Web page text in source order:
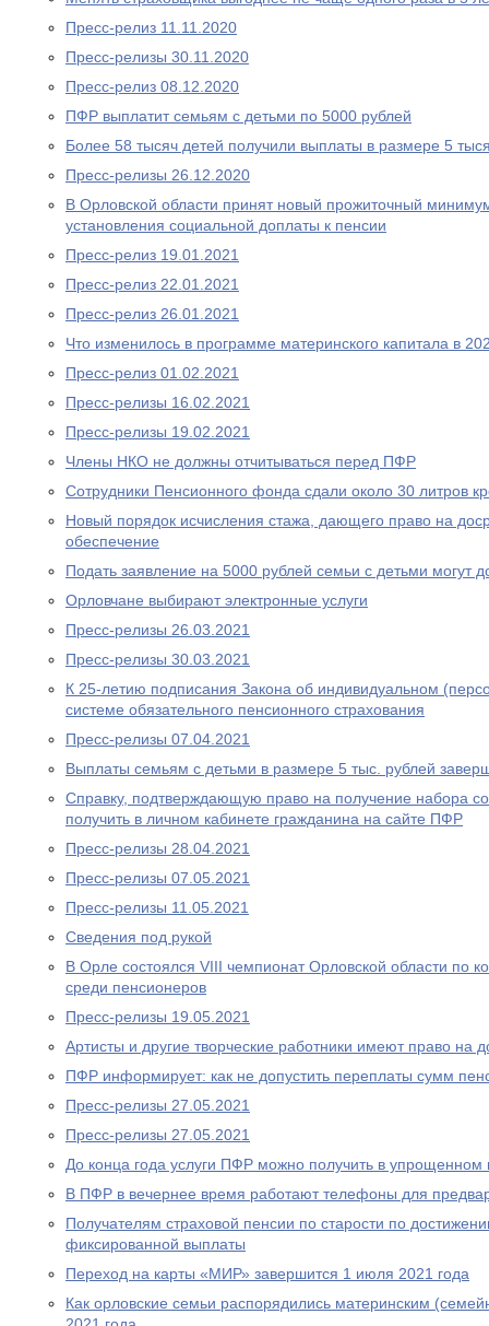
Пресс-релиз 11.11.2020
Пресс-релизы 30.11.2020
Пресс-релиз 08.12.2020
ПФР выплатит семьям с детьми по 5000 рублей
Более 58 тысяч детей получили выплаты в размере 5
Пресс-релизы 26.12.2020
В Орловской области принят новый прожиточный
установления социальной доплаты к пенсии
Пресс-релиз 19.01.2021
Пресс-релиз 22.01.2021
Пресс-релиз 26.01.2021
Что изменилось в программе материнского капитала в
Пресс-релиз 01.02.2021
Пресс-релизы 16.02.2021
Пресс-релизы 19.02.2021
Члены НКО не должны отчитываться перед ПФР
Сотрудники Пенсионного фонда сдали около 30 литров
Новый порядок исчисления стажа, дающего право на
обеспечение
Подать заявление на 5000 рублей семьи с детьми могут
Орловчане выбирают электронные услуги
Пресс-релизы 26.03.2021
Пресс-релизы 30.03.2021
К 25-летию подписания Закона об индивидуальном
системе обязательного пенсионного страхования
Пресс-релизы 07.04.2021
Выплаты семьям с детьми в размере 5 тыс. рублей
Справку, подтверждающую право на получение набора
получить в личном кабинете гражданина на сайте ПФР
Пресс-релизы 28.04.2021
Пресс-релизы 07.05.2021
Пресс-релизы 11.05.2021
Сведения под рукой
В Орле состоялся VIII чемпионат Орловской области по
среди пенсионеров
Пресс-релизы 19.05.2021
Артисты и другие творческие работники имеют право на
ПФР информирует: как не допустить переплаты сумм
Пресс-релизы 27.05.2021
Пресс-релизы 27.05.2021
До конца года услуги ПФР можно получить в упрощенном
В ПФР в вечернее время работают телефоны для
Получателям страховой пенсии по старости по
фиксированной выплаты
Переход на карты «МИР» завершится 1 июля 2021 года
Как орловские семьи распорядились материнским